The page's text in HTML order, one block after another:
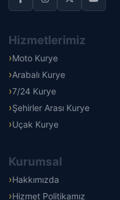
Hizmetlerimiz
Moto Kurye
Arabalı Kurye
7/24 Kurye
Şehirler Arası Kurye
Uçak Kurye
Kurumsal
Hakkımızda
Hizmet Politikamız